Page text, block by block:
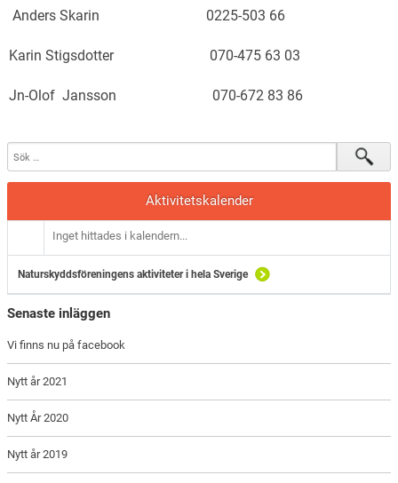
Anders Skarin 0225-503 66
Karin Stigsdotter 070-475 63 03
Jn-Olof Jansson 070-672 83 86
Aktivitetskalender
Inget hittades i kalendern...
Naturskyddsföreningens aktiviteter i hela Sverige
Senaste inläggen
Vi finns nu på facebook
Nytt år 2021
Nytt År 2020
Nytt år 2019